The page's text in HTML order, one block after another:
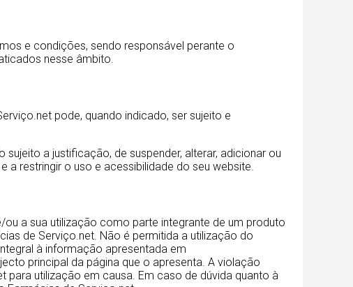
e condições, sendo responsável perante o
nesse âmbito.
pode, quando indicado, ser sujeito e
a justificação, de suspender, alterar, adicionar ou
restringir o uso e acessibilidade do seu website.
a sua utilização como parte integrante de um produto
de Serviço.net. Não é permitida a utilização do
à informação apresentada em
principal da página que o apresenta. A violação
para utilização em causa. Em caso de dúvida quanto à